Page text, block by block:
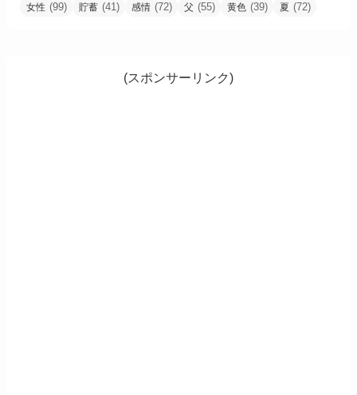
女性 (99) 貯蓄 (41) 感情 (72) 父 (55) 黄色 (39) 夏 (72)
(スポンサーリンク)